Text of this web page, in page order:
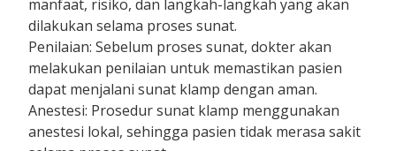
manfaat, risiko, dan langkah-langkah yang akan
dilakukan selama proses sunat.
Penilaian: Sebelum proses sunat, dokter akan
melakukan penilaian untuk memastikan pasien
dapat menjalani sunat klamp dengan aman.
Anestesi: Prosedur sunat klamp menggunakan
anestesi lokal, sehingga pasien tidak merasa sakit